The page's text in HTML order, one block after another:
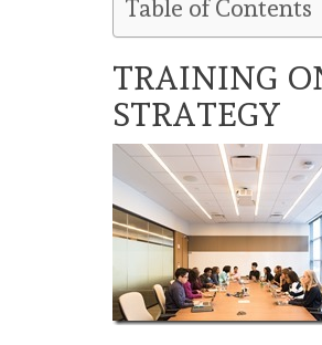
Table of Contents
TRAINING
STRATEGY